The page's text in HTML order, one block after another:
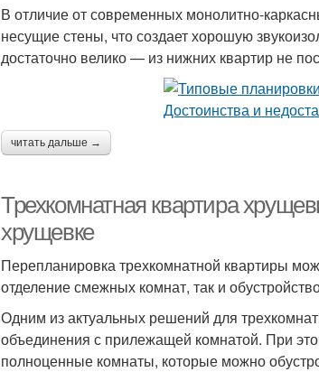
В отличие от современных монолитно-
несущие стены, что создает хорошую
достаточно велико — из нижних квартир не
читать дальше →
Трехкомнатная квартира
хрущевке
Перепланировка трехкомнатной квартиры
отделение смежных комнат, так и
Одним из актуальных решений для
объединения с прилежащей комнатой. При
полноценные комнаты, которые можно